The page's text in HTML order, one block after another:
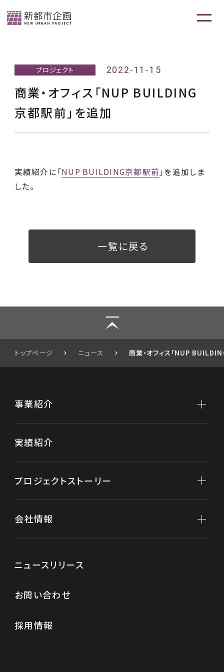
プロジェクト 2022-11-15
商業・オフィス「NUP BUILDING
京都駅前」を追加
実績紹介に「NUP BUILDING京都駅前 」を追加しま
した。
一覧に戻る
トップページ ニュース 商業・オフィス「NUP
事業紹介
不動産再生
不動産保有
実績紹介
プロジェクトストーリー
「クラッシィハウス京都御苑ザ・テラス」
会社情報
代表メッセージ
役員紹介
経営理念
ニュースリリース
お問い合わせ
採用情報